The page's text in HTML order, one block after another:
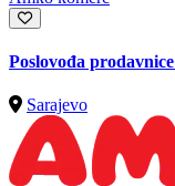
Poslovođa prodavnice
Sarajevo